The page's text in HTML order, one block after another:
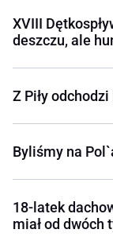
XVIII
deszczu, ale
Z Piły
Byliśmy na
18-latek
miał od dwóch